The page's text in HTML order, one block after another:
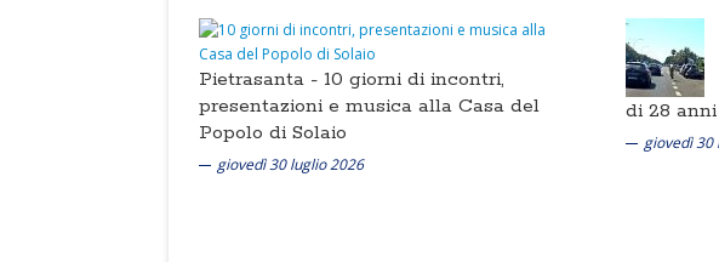
Pietrasanta - 10 giorni di incontri,
presentazioni e musica alla Casa del
Popolo di Solaio
giovedì 30 luglio 2026
di 28 anni
giovedì 30